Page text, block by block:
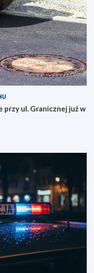
przy ul. Granicznej już w